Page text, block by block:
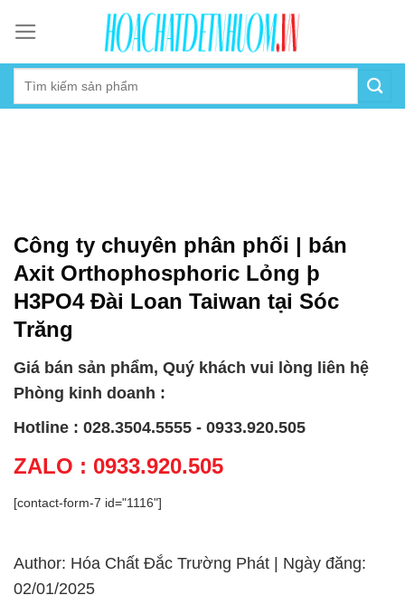
content
Công ty chuyên phân phối | bán
Axit Orthophosphoric Lỏng þ
H3PO4 Đài Loan Taiwan tại Sóc
Trăng
Giá bán sản phẩm, Quý khách vui lòng liên hệ
Phòng kinh doanh :
Hotline : 028.3504.5555 - 0933.920.505
ZALO : 0933.920.505
[contact-form-7 id="1116"]
Author: Hóa Chất Đắc Trường Phát | Ngày đăng:
02/01/2025